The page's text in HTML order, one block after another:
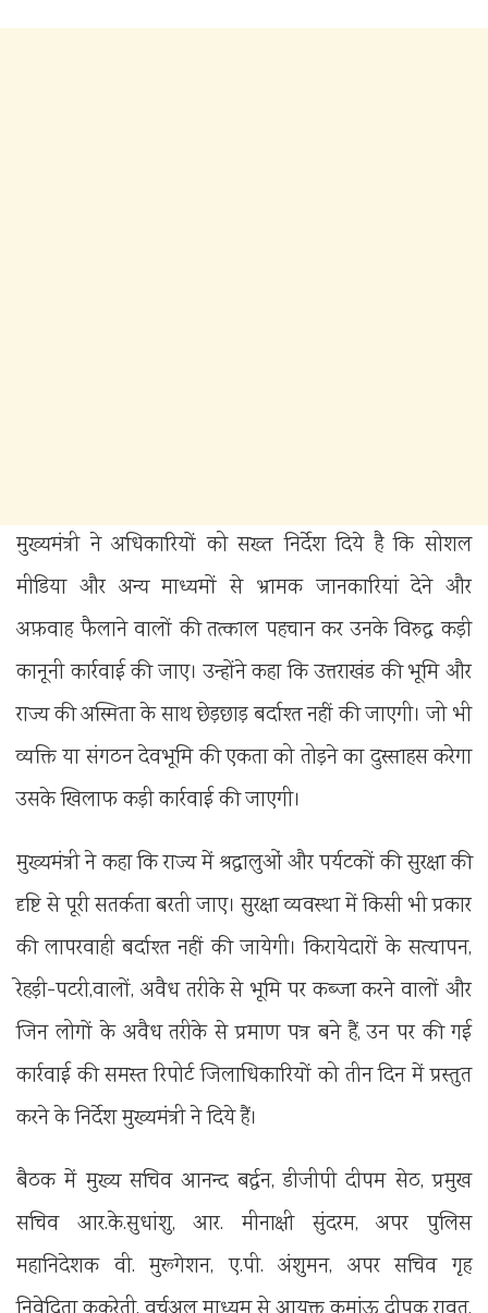
मुख्यमंत्री ने अधिकारियों को सख्त निर्देश दिये है कि सोशल
मीडिया और अन्य माध्यमों से भ्रामक जानकारियां देने और
अफ़वाह फैलाने वालों की तत्काल पहचान कर उनके विरुद्ध कड़ी
कानूनी कार्रवाई की जाए। उन्होंने कहा कि उत्तराखंड की भूमि और
राज्य की अस्मिता के साथ छेड़छाड़ बर्दाश्त नहीं की जाएगी। जो भी
व्यक्ति या संगठन देवभूमि की एकता को तोड़ने का दुस्साहस करेगा
उसके खिलाफ कड़ी कार्रवाई की जाएगी।
मुख्यमंत्री ने कहा कि राज्य में श्रद्धालुओं और पर्यटकों की सुरक्षा की
दृष्टि से पूरी सतर्कता बरती जाए। सुरक्षा व्यवस्था में किसी भी प्रकार
की लापरवाही बर्दाश्त नहीं की जायेगी। किरायेदारों के सत्यापन,
रेहड़ी-पटरी,वालों, अवैध तरीके से भूमि पर कब्जा करने वालों और
जिन लोगों के अवैध तरीके से प्रमाण पत्र बने हैं, उन पर की गई
कार्रवाई की समस्त रिपोर्ट जिलाधिकारियों को तीन दिन में प्रस्तुत
करने के निर्देश मुख्यमंत्री ने दिये हैं।
बैठक में मुख्य सचिव आनन्द बर्द्धन, डीजीपी दीपम सेठ, प्रमुख
सचिव आर.के.सुधांशु, आर. मीनाक्षी सुंदरम, अपर पुलिस
महानिदेशक वी. मुरूगेशन, ए.पी. अंशुमन, अपर सचिव गृह